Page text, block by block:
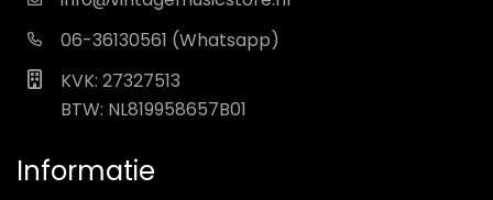
06-36130561 (Whatsapp)
KVK: 27327513
BTW: NL819958657B01
Informatie